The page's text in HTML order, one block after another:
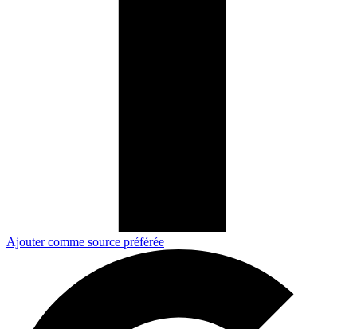
Ajouter comme source préférée